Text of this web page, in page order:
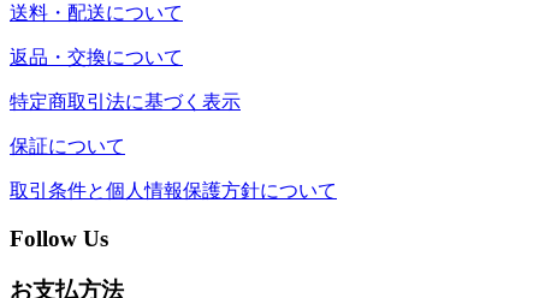
送料・配送について
返品・交換について
特定商取引法に基づく表示
保証について
取引条件と個人情報保護方針について
Follow Us
お支払方法